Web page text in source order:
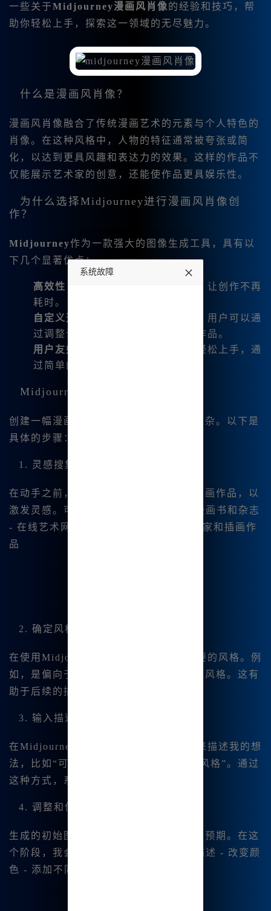
一些关于Midjourney漫画风肖像的经验和技巧，帮
助你轻松上手，探索这一领域的无尽魅力。
什么是漫画风肖像？
漫画风肖像融合了传统漫画艺术的元素与个人特色的
肖像。在这种风格中，人物的特征通常被夸张或简
化，以达到更具风趣和表达力的效果。这样的作品不
仅能展示艺术家的创意，还能使作品更具娱乐性。
为什么选择Midjourney进行漫画风肖像创
作？
Midjourney作为一款强大的图像生成工具，具有以
下几个显著优点：
高效性
：能迅速生成高质量的图像，让创作不再
耗时。
自定义选项
：提供丰富的参数设定，用户可以通
过调整设置来生成符合自己设想的作品。
用户友好
：即使是新手用户，也能轻松上手，通
过简单的输入指令获得满意的成果。
Midjourney漫画风肖像的创建步骤
创建一幅漫画风肖像并不像想象中那么复杂。以下是
具体的步骤：
1. 灵感搜集
在动手之前，我通常会浏览各种漫画和插画作品，以
激发灵感。可以参考以下几种资源： - 漫画书和杂志
- 在线艺术网站 - 社交媒体平台上的艺术家和插画作
品
2. 确定风格
在使用Midjourney之前，我会先决定想要的风格。例
如，是偏向于卡通还是更接近于日本动漫风格。这有
助于后续的描述更为准确。
3. 输入描述
在Midjourney中，我会用具体的关键词来描述我的想
法，比如“可爱少女，明亮的颜色，卡通风格”。通过
这种方式，系统能更好的理解我的需求。
4. 调整和优化
生成的初始图像可能并不能完全符合我的预期。在这
个阶段，我会进行适当的调整： - 修改描述 - 改变颜
色 - 添加不同的元素
系统故障